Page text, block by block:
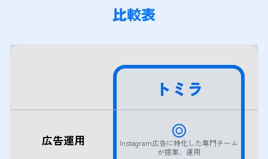
比較表
広告運用
トミラ
Instagram広告に特化した専門チーム
が提案、運用